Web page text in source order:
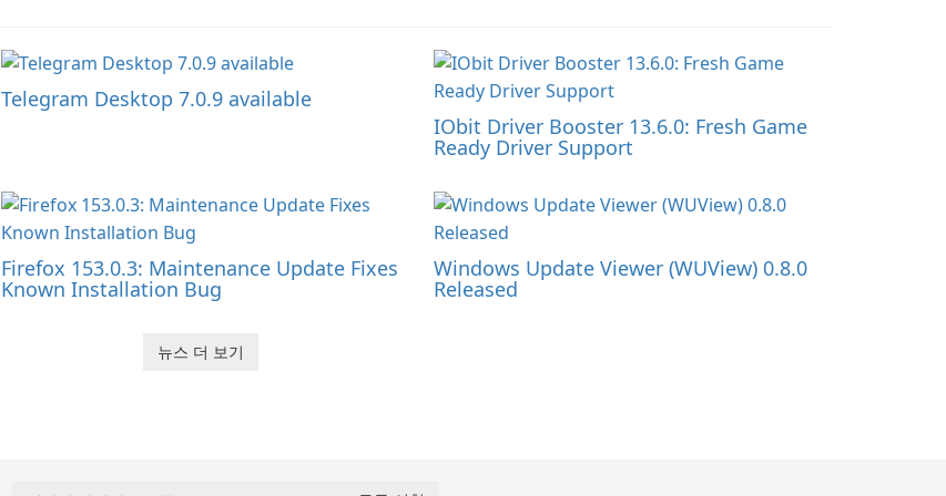
Telegram Desktop 7.0.9 available
IObit Driver Booster 13.6.0: Fresh Game
Ready Driver Support
Firefox 153.0.3: Maintenance Update Fixes
Known Installation Bug
Windows Update Viewer (WUView) 0.8.0
Released
뉴스 더 보기